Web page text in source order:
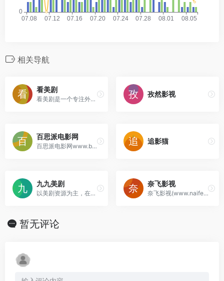
相关导航
看美剧
看美剧是一个专注外国影视剧高清在线点播的的网站!看美剧涵盖了广泛的题材，包括科幻、悬疑、犯罪、喜剧、历史、医疗、政治等，几乎能满足所有观众的口味。例如，科幻迷们可能钟爱《星际迷航》系列和《三体》等作品，它们展现了宏大的宇宙观和深刻的哲学思考；悬疑和犯罪题材的美剧则如《福尔摩斯：基本演绎法》和《犯罪心理》等，通过错综复杂的案件和引人入胜的推理过程，让观众在紧张刺激中感受智慧的光芒。
孜然影视
百思派电影网
百思派电影网www.bestpipe.cn)，为您提供2024年最新电影、电视剧、综艺、动漫、纪录片等，10万+免费高清完整版影视，每天同步更新。
追影猫
九九美剧
以美剧资源为主，在线观看模式。
奈飞影视
奈飞影视(www.naifeige.com)是一家免费VIP影视在线观看的平台,拥有海量、优质、高清电影和好看的电视剧,清晰画质在线动漫。专业全网收集最新,最好看的电视剧、高清电影、经典动漫、综艺娱乐节目,西瓜影视以丰富的内容、极致的观看体验、便捷的高速播放、24小时多平台无缝应用体验以及快捷!
暂无评论